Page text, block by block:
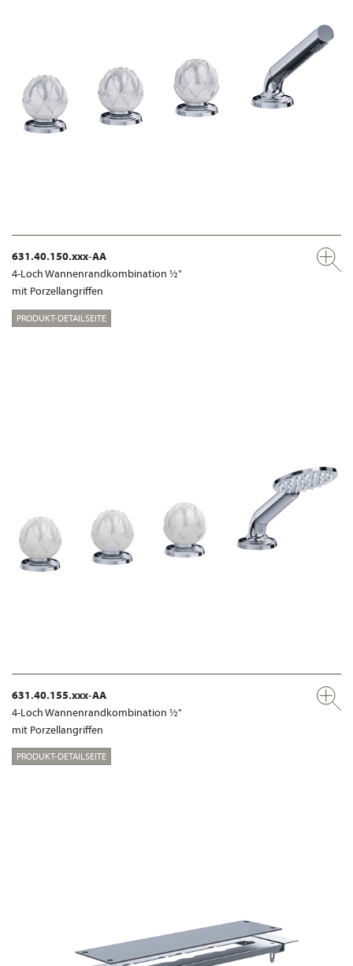
631.40.150.xxx-AA
4-Loch Wannenrandkombination ½"
mit Porzellangriffen
PRODUKT-DETAILSEITE
631.40.155.xxx-AA
4-Loch Wannenrandkombination ½"
mit Porzellangriffen
PRODUKT-DETAILSEITE